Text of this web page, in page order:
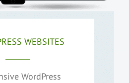
WEBSITES
WordPress